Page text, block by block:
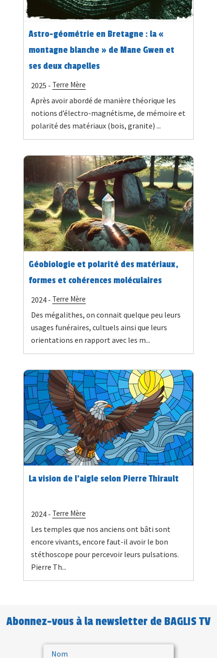
Astro-géométrie en Bretagne : la «
montagne blanche » de Mane Gwen et
ses deux chapelles
2025 - Terre Mère
Après avoir abordé de manière théorique les
notions d’électro-magnétisme, de mémoire et
polarité des matériaux (bois, granite) ...
Géobiologie et polarité des matériaux,
formes et cohérences moléculaires
2024 - Terre Mère
Des mégalithes, on connait quelque peu leurs
usages funéraires, cultuels ainsi que leurs
orientations en rapport avec les m...
La vision de l’aigle selon Pierre Thirault
2024 - Terre Mère
Les temples que nos anciens ont bâti sont
encore vivants, encore faut-il avoir le bon
stéthoscope pour percevoir leurs pulsations.
Pierre Th...
Abonnez-vous à la newsletter de BAGLIS TV